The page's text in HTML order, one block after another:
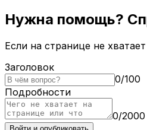
Нужна помощь?
Если на странице не
Заголовок
0/100
Подробности
0/2000